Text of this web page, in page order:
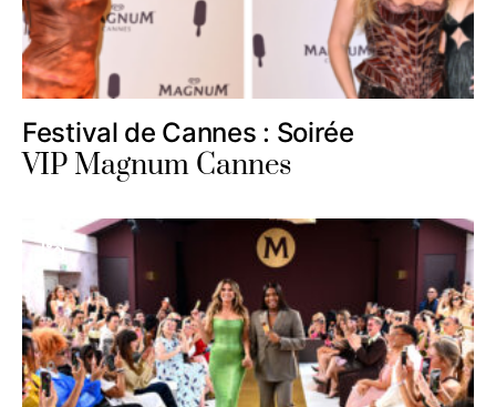
Festival de Cannes : Soirée
VIP Magnum Cannes